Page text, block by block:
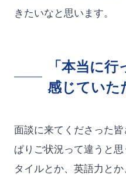
きたいなと思います。
「本当に
感じていた
面談に来てくださった
ぱりご状況って違うと
タイルとか、英語力と